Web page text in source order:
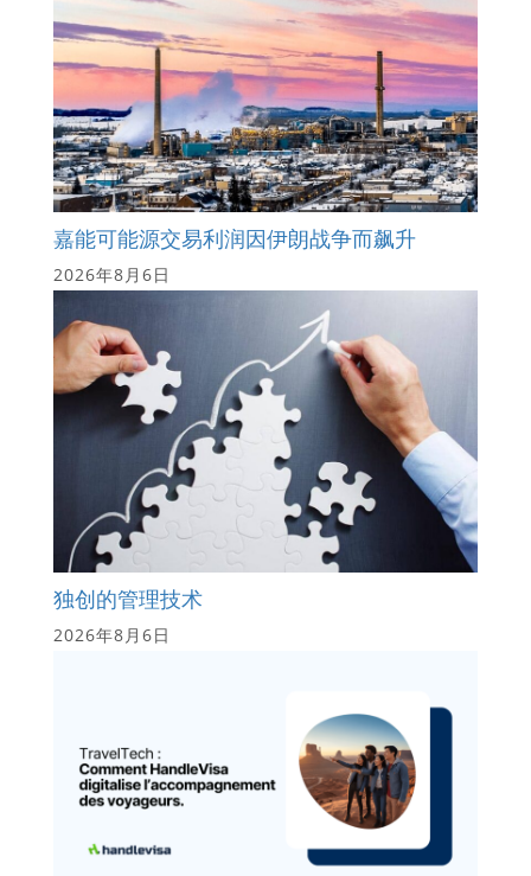
嘉能可能源交易利润因伊朗战争而飙升
2026年8月6日
独创的管理技术
2026年8月6日